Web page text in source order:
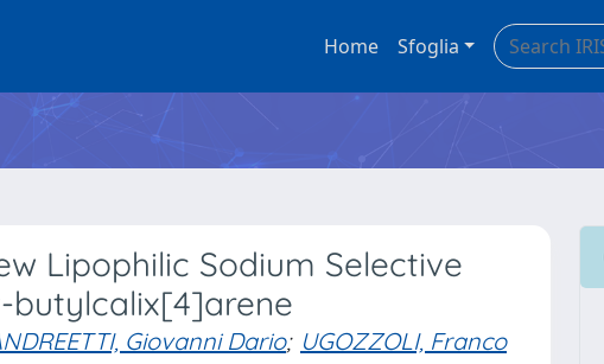
Home Sfoglia
Lipophilic Sodium Selective
butylcalix[4]arene
Giovanni Dario; UGOZZOLI, Franco